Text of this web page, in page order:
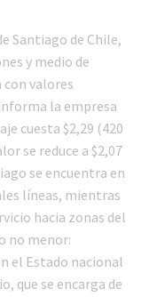
Santiago de Chile,
y medio de
valores
la empresa
cuesta $2,29 (420
se reduce a $2,07
se encuentra en
líneas, mientras
hacia zonas del
no menor:
el Estado nacional
que se encarga de